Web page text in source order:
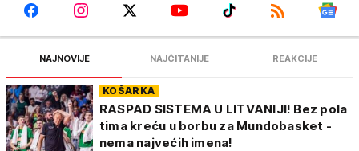
NAJNOVIJE NAJČITANIJE REAKCIJE
KOŠARKA
RASPAD SISTEMA U LITVANIJI! Bez pola
tima kreću u borbu za Mundobasket -
nema najvećih imena!